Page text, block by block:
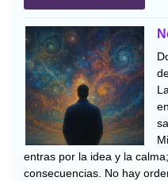
entras por la idea y la
consecuencias. No hay